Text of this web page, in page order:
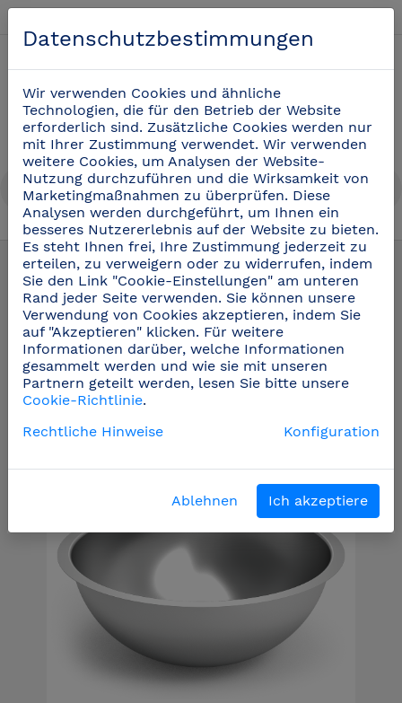
Spültische Aus Edelstahl (2)
Becken aus Edelstahl
Filter
Datenschutzbestimmungen
Wir verwenden Cookies und ähnliche
Technologien, die für den Betrieb der Website
erforderlich sind. Zusätzliche Cookies werden nur
mit Ihrer Zustimmung verwendet. Wir verwenden
weitere Cookies, um Analysen der Website-
Nutzung durchzuführen und die Wirksamkeit von
Marketingmaßnahmen zu überprüfen. Diese
Analysen werden durchgeführt, um Ihnen ein
besseres Nutzererlebnis auf der Website zu bieten.
Es steht Ihnen frei, Ihre Zustimmung jederzeit zu
erteilen, zu verweigern oder zu widerrufen, indem
Sie den Link "Cookie-Einstellungen" am unteren
Rand jeder Seite verwenden. Sie können unsere
Verwendung von Cookies akzeptieren, indem Sie
auf "Akzeptieren" klicken. Für weitere
Informationen darüber, welche Informationen
gesammelt werden und wie sie mit unseren
Partnern geteilt werden, lesen Sie bitte unsere
Cookie-Richtlinie.
Rechtliche Hinweise
Konfiguration
Ablehnen Ich akzeptiere